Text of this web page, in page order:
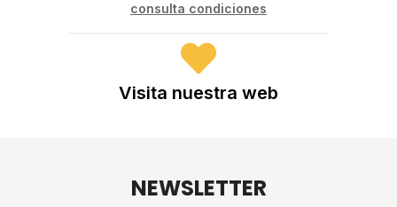
consulta condiciones
Visita nuestra web
NEWSLETTER